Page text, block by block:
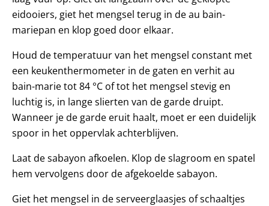
eidooiers, giet het mengsel terug in de au bain-
mariepan en klop goed door elkaar.
Houd de temperatuur van het mengsel constant met
een keukenthermometer in de gaten en verhit au
bain-marie tot 84 °C of tot het mengsel stevig en
luchtig is, in lange slierten van de garde druipt.
Wanneer je de garde eruit haalt, moet er een duidelijk
spoor in het oppervlak achterblijven.
Laat de sabayon afkoelen. Klop de slagroom en spatel
hem vervolgens door de afgekoelde sabayon.
Giet het mengsel in de serveerglaasjes of schaaltjes